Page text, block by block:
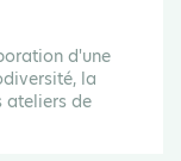
d'une
la
ateliers de